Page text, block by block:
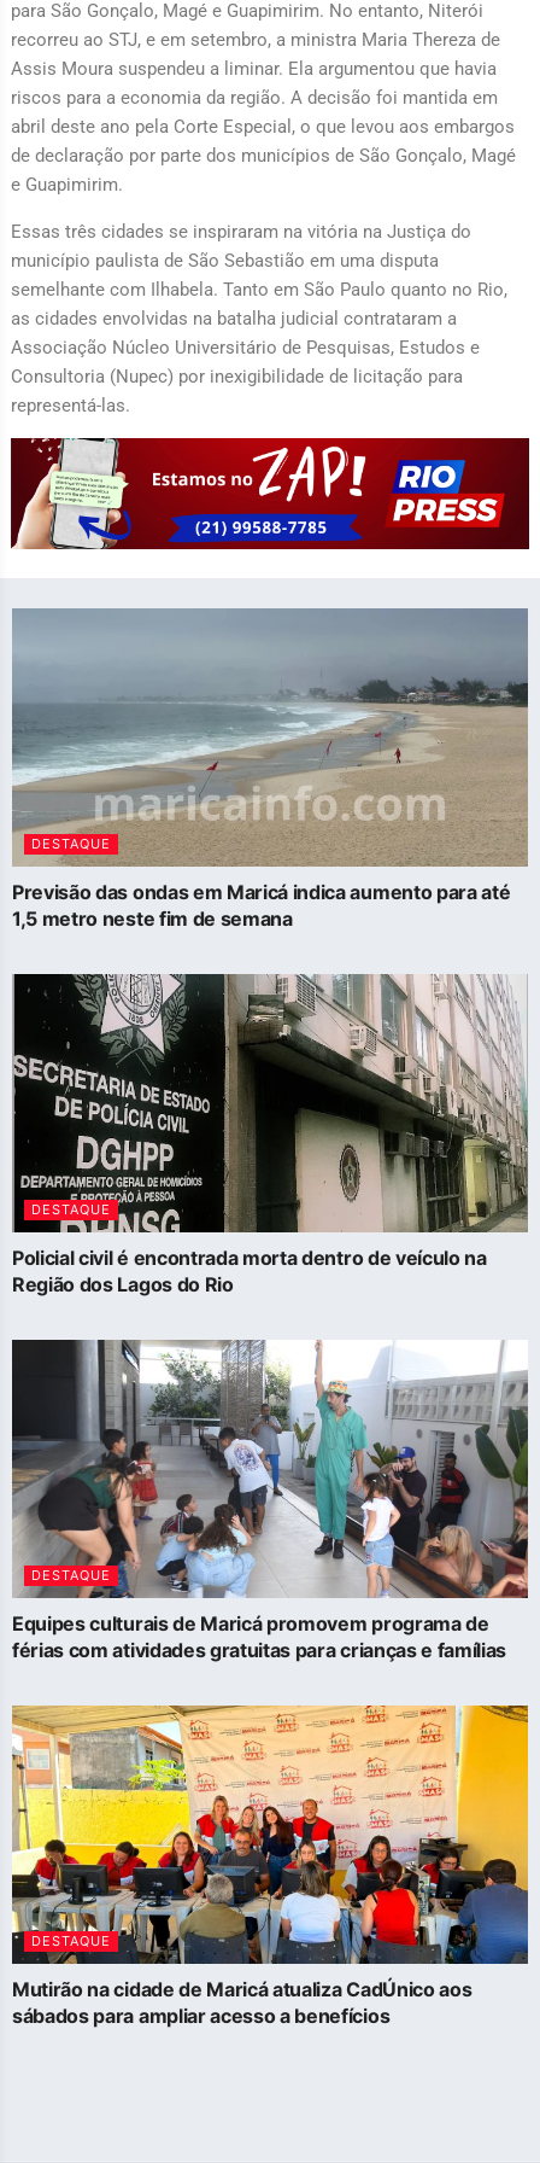
para São Gonçalo, Magé e Guapimirim. No entanto, Niterói
recorreu ao STJ, e em setembro, a ministra Maria Thereza de
Assis Moura suspendeu a liminar. Ela argumentou que havia
riscos para a economia da região. A decisão foi mantida em
abril deste ano pela Corte Especial, o que levou aos embargos
de declaração por parte dos municípios de São Gonçalo, Magé
e Guapimirim.
Essas três cidades se inspiraram na vitória na Justiça do
município paulista de São Sebastião em uma disputa
semelhante com Ilhabela. Tanto em São Paulo quanto no Rio,
as cidades envolvidas na batalha judicial contrataram a
Associação Núcleo Universitário de Pesquisas, Estudos e
Consultoria (Nupec) por inexigibilidade de licitação para
representá-las.
DESTAQUE
Previsão das ondas em Maricá indica aumento para até
1,5 metro neste fim de semana
DESTAQUE
Policial civil é encontrada morta dentro de veículo na
Região dos Lagos do Rio
DESTAQUE
Equipes culturais de Maricá promovem programa de
férias com atividades gratuitas para crianças e famílias
DESTAQUE
Mutirão na cidade de Maricá atualiza CadÚnico aos
sábados para ampliar acesso a benefícios